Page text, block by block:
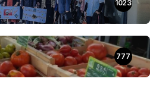
1023
777